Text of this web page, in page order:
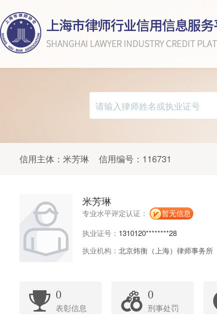
信用主体： 米芳琳 信用编号： 116731
米芳琳
专业水平评定认证：
暂无信息
执业证号： 1310120********28
执业机构： 北京炜衡（上海）律师事务所
0
表彰信息
0
刑事处罚